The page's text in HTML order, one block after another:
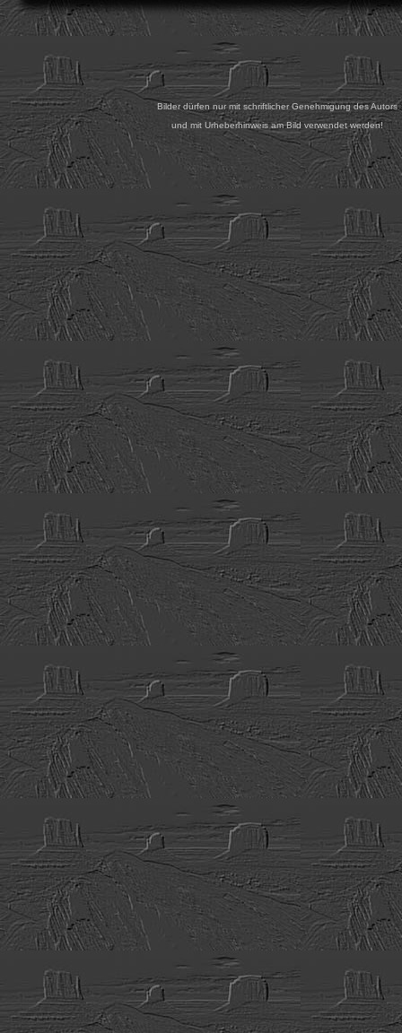
.
Bilder dürfen nur mit schriftlicher Genehmigung des Autors
und mit Urheberhinweis am Bild verwendet werden!